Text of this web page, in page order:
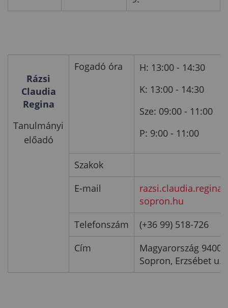
Rázsi
Claudia
Regina
Tanulmányi
előadó
Fogadó óra
H: 13:00 - 14:30
K: 13:00 - 14:30
Sze: 09:00 - 11:00
P: 9:00 - 11:00
Szakok
E-mail
sopron.hu
Telefonszám
(+36 99) 518-726
Cím
Magyarország 9400
Sopron, Erzsébet u.